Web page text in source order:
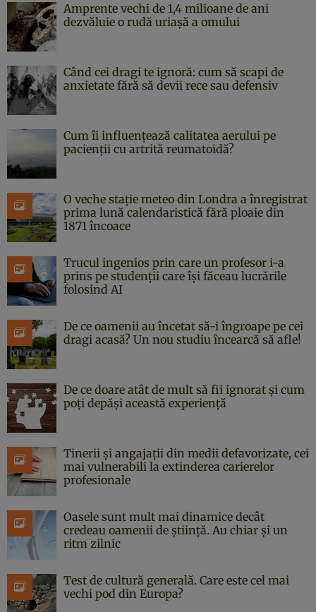
Amprente vechi de 1,4 milioane de ani
dezvăluie o rudă uriașă a omului
Când cei dragi te ignoră: cum să scapi de
anxietate fără să devii rece sau defensiv
Cum îi influențează calitatea aerului pe
pacienții cu artrită reumatoidă?
O veche stație meteo din Londra a înregistrat
prima lună calendaristică fără ploaie din
1871 încoace
Trucul ingenios prin care un profesor i-a
prins pe studenții care își făceau lucrările
folosind AI
De ce oamenii au încetat să-i îngroape pe cei
dragi acasă? Un nou studiu încearcă să afle!
De ce doare atât de mult să fii ignorat și cum
poți depăși această experiență
Tinerii și angajații din medii defavorizate, cei
mai vulnerabili la extinderea carierelor
profesionale
Oasele sunt mult mai dinamice decât
credeau oamenii de știință. Au chiar și un
ritm zilnic
Test de cultură generală. Care este cel mai
vechi pod din Europa?